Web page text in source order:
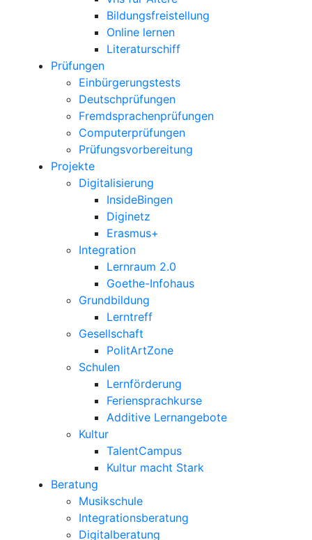
Bildungsfreistellung
Online lernen
Literaturschiff
Prüfungen
Einbürgerungstests
Deutschprüfungen
Fremdsprachenprüfungen
Computerprüfungen
Prüfungsvorbereitung
Projekte
Digitalisierung
InsideBingen
Diginetz
Erasmus+
Integration
Lernraum 2.0
Goethe-Infohaus
Grundbildung
Lerntreff
Gesellschaft
PolitArtZone
Schulen
Lernförderung
Feriensprachkurse
Additive Lernangebote
Kultur
TalentCampus
Kultur macht Stark
Beratung
Musikschule
Integrationsberatung
Digitalberatung